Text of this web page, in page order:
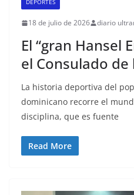
DEPORTES
18 de julio de 2026 diario
El “gran Hansel
el Consulado de
La historia deportiva del
dominicano recorre el
disciplina, que es fuente
Read More